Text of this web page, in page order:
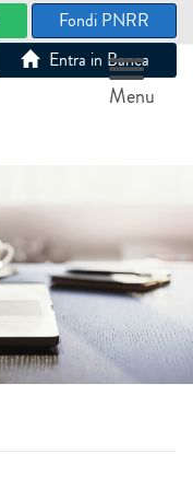
Fondi PNRR
Entra in Banca
Menu